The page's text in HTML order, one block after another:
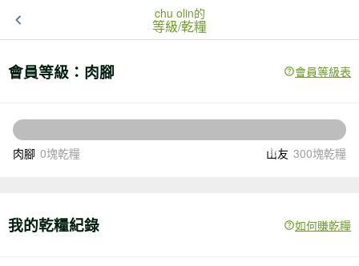
chu olin的
等級/乾糧
會員等級： 肉腳 會員等級表
塊乾糧升級
肉腳 0塊乾糧 山友 300塊乾糧
我的乾糧紀錄 如何賺乾糧